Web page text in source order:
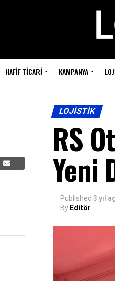
HAFIF TICARI KAMPANYA
LOJISTIK
RS
Yeni
Published 3 yıl
By Editör